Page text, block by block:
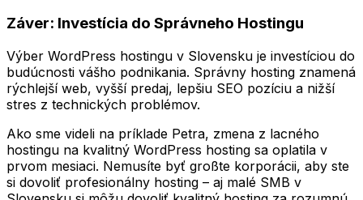
Záver: Investícia do Správneho Hostingu
Výber WordPress hostingu v Slovensku je investíciou do
budúcnosti vášho podnikania. Správny hosting znamená
rýchlejší web, vyšší predaj, lepšiu SEO pozíciu a nižší
stres z technických problémov.
Ako sme videli na príklade Petra, zmena z lacného
hostingu na kvalitný WordPress hosting sa oplatila v
prvom mesiaci. Nemusíte byť großte korporácii, aby ste
si dovoliť profesionálny hosting – aj malé SMB v